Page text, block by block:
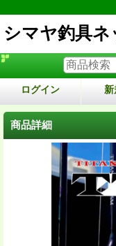
シマヤ釣具
ログイン
商品詳細